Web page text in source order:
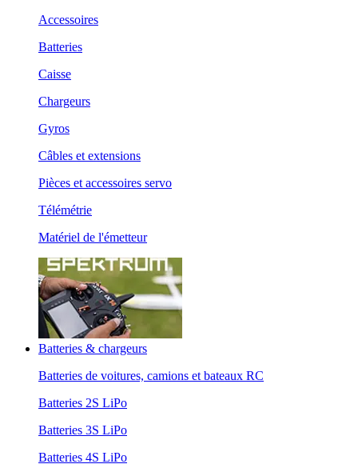
Accessoires
Batteries
Caisse
Chargeurs
Gyros
Câbles et extensions
Pièces et accessoires servo
Télémétrie
Matériel de l'émetteur
Batteries & chargeurs
Batteries de voitures, camions et bateaux RC
Batteries 2S LiPo
Batteries 3S LiPo
Batteries 4S LiPo